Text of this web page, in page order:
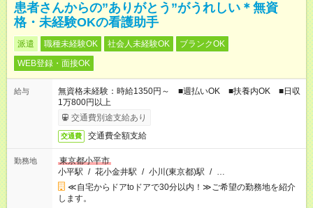
患者さんからの”ありがとう”がうれしい＊無資
格・未経験OKの看護助手
派遣 職種未経験OK 社会人未経験OK
ブランクOK
WEB登録・面接OK
給与
無資格未経験：時給1350円～ ■週払いOK ■扶養内OK ■日収
1万800円以上
交通費別途支給あり
交通費 交通費全額支給
勤務地
東京都小平市
小平駅 / 花小金井駅 / 小川(東京都)駅 / …
≪自宅からドアtoドアで30分以内！≫ご希望の勤務地を紹介
します。